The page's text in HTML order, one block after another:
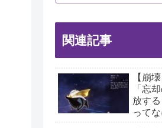
関連記事
【崩
「忘
放す
って